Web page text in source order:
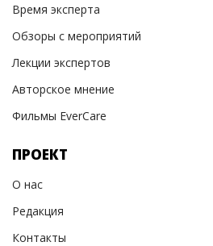
Время эксперта
Обзоры с мероприятий
Лекции экспертов
Авторское мнение
Фильмы EverCare
ПРОЕКТ
О нас
Редакция
Контакты